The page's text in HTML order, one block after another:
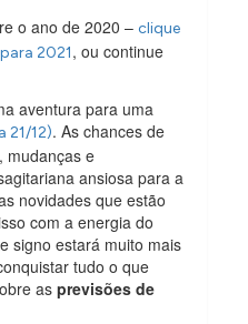
o ano de 2020 –clique
2021, ou continue
aventura para uma
21/12). As chances de
mudanças e
ansiosa para a
novidades que estão
com a energia do
signo estará muito mais
tudo o que
asprevisões de